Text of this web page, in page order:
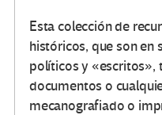
Esta colección de
históricos, que son en
políticos y «escritos»,
documentos o
mecanografiado o